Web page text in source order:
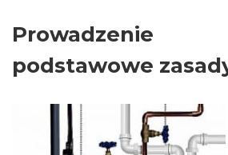
podstawowe